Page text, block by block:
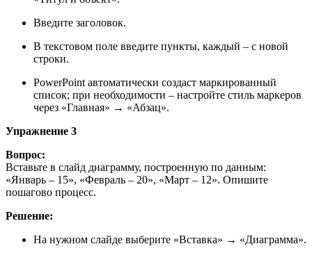
Введите заголовок.
В текстовом поле введите пункты, каждый – с новой
строки.
PowerPoint автоматически создаст маркированный
список; при необходимости – настройте стиль маркеров
через «Главная» → «Абзац».
Упражнение 3
Вопрос:
Вставьте в слайд диаграмму, построенную по данным:
«Январь – 15», «Февраль – 20», «Март – 12». Опишите
пошагово процесс.
Решение:
На нужном слайде выберите «Вставка» → «Диаграмма».